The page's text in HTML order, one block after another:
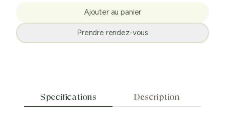
Ajouter au panier
Prendre rendez-vous
Specifications Description